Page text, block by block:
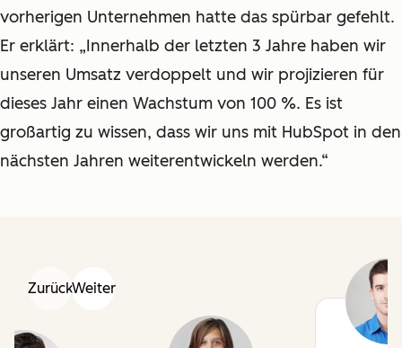
vorherigen Unternehmen hatte das spürbar gefehlt.
Er erklärt: „Innerhalb der letzten 3 Jahre haben wir
unseren Umsatz verdoppelt und wir projizieren für
dieses Jahr einen Wachstum von 100 %. Es ist
großartig zu wissen, dass wir uns mit HubSpot in den
nächsten Jahren weiterentwickeln werden.“
ZurückWeiter